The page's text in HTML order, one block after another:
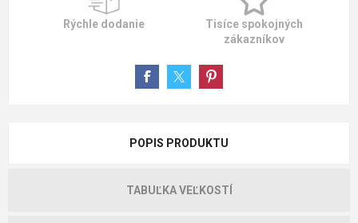
Rýchle dodanie
Tisíce spokojných
zákazníkov
POPIS PRODUKTU
TABUĽKA VEĽKOSTÍ